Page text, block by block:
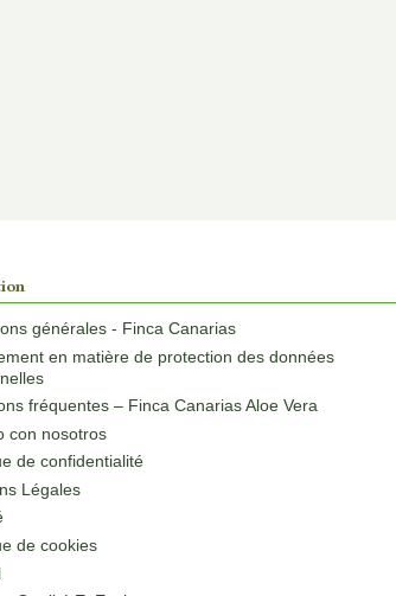
générales - Finca Canarias
en matière de protection des données
fréquentes – Finca Canarias Aloe Vera
con nosotros
de confidentialité
Légales
de cookies